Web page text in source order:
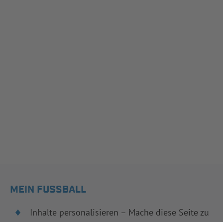
MEIN FUSSBALL
Inhalte personalisieren – Mache diese Seite zu